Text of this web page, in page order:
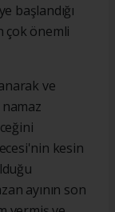
başlandığı
çok önemli
ve
kesin
ayının son